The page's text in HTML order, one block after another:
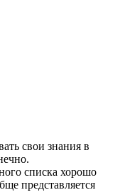
свои знания в
списка хорошо
представляется